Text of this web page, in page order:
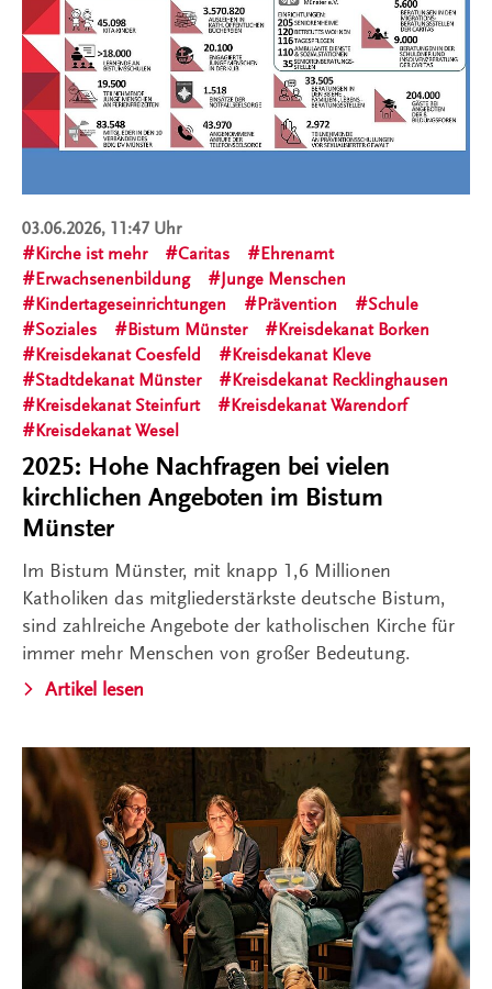
03.06.2026, 11:47 Uhr
Kirche ist mehr
Caritas
Ehrenamt
Erwachsenenbildung
Junge Menschen
Kindertageseinrichtungen
Prävention
Schule
Soziales
Bistum Münster
Kreisdekanat Borken
Kreisdekanat Coesfeld
Kreisdekanat Kleve
Stadtdekanat Münster
Kreisdekanat Recklinghausen
Kreisdekanat Steinfurt
Kreisdekanat Warendorf
Kreisdekanat Wesel
2025: Hohe Nachfragen bei vielen
kirchlichen Angeboten im Bistum
Münster
Im Bistum Münster, mit knapp 1,6 Millionen
Katholiken das mitgliederstärkste deutsche Bistum,
sind zahlreiche Angebote der katholischen Kirche für
immer mehr Menschen von großer Bedeutung.
Artikel lesen